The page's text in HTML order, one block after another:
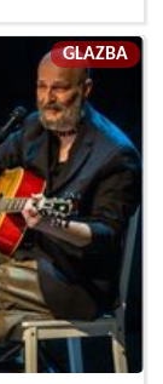
GLAZBA